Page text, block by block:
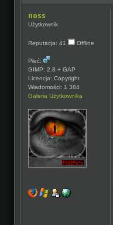
noss
Użytkownik
Reputacja: 41 Offline
Płeć:
GIMP: 2.8 + GAP
Licencja: Copyright
Wiadomości: 1 384
Galeria Użytkownika